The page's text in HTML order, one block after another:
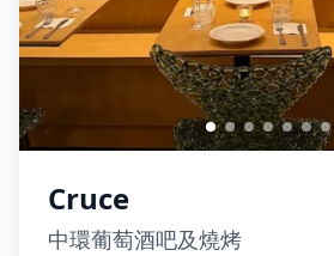
Cruce
中環葡萄酒吧及燒烤